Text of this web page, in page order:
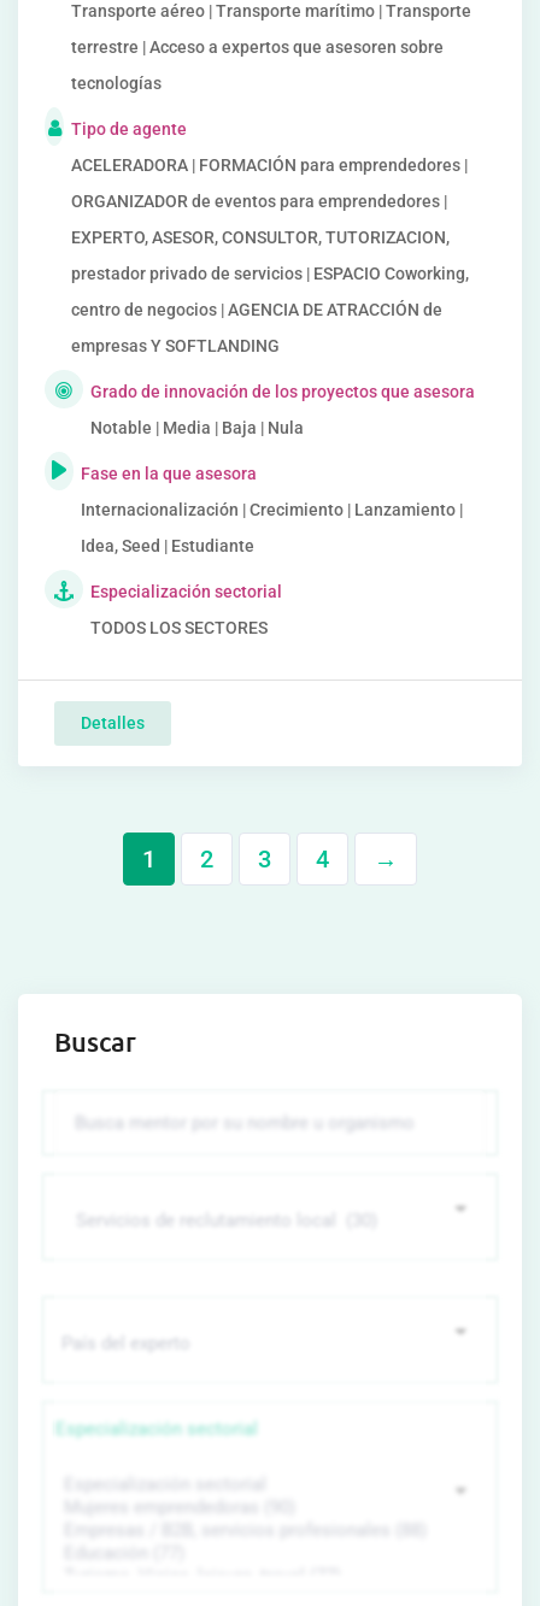
Transporte aéreo | Transporte marítimo | Transporte
terrestre | Acceso a expertos que asesoren sobre
tecnologías
Tipo de agente
ACELERADORA | FORMACIÓN para emprendedores |
ORGANIZADOR de eventos para emprendedores |
EXPERTO, ASESOR, CONSULTOR, TUTORIZACION,
prestador privado de servicios | ESPACIO Coworking,
centro de negocios | AGENCIA DE ATRACCIÓN de
empresas Y SOFTLANDING
Grado de innovación de los proyectos que asesora
Notable | Media | Baja | Nula
Fase en la que asesora
Internacionalización | Crecimiento | Lanzamiento |
Idea, Seed | Estudiante
Especialización sectorial
TODOS LOS SECTORES
Detalles
1 2 3 4 →
Buscar
Especialización sectorial